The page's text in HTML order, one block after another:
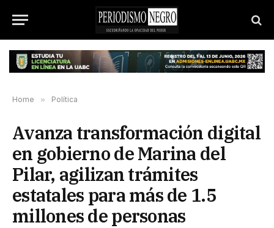
Home » Política
Avanza transformación digital
en gobierno de Marina del
Pilar, agilizan trámites
estatales para más de 1.5
millones de personas